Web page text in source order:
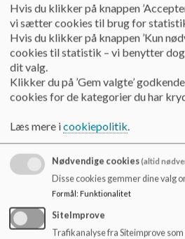
l
Gram Skole har en
elevtrin.
Klasserne er ikke årgangsopdelt og
elever fra 2-3 klassetrin fx. kan 3
elever fra 5. klassetrin danne
Specialklassernes lokaler ligger side
almenklasserne og som resultat
og venskaber på tværs af både
Du finder yderligere information i
specialklassefolder nedenunder.
Hvis du klikker på knappen
vi sætter cookies til brug for
Hvis du klikker på knappen ’Kun
cookies til statistik – vi benytter
dit valg.
Klikker du på ’Gem valgte’
cookies for de kategorier du har
Læs mere icookiepolitik.
Nødvendige cookies(altid
Disse cookies gemmer dine valg
Formål: Funktionalitet
SiteImprove
Trafikanalyse fra Siteimprove